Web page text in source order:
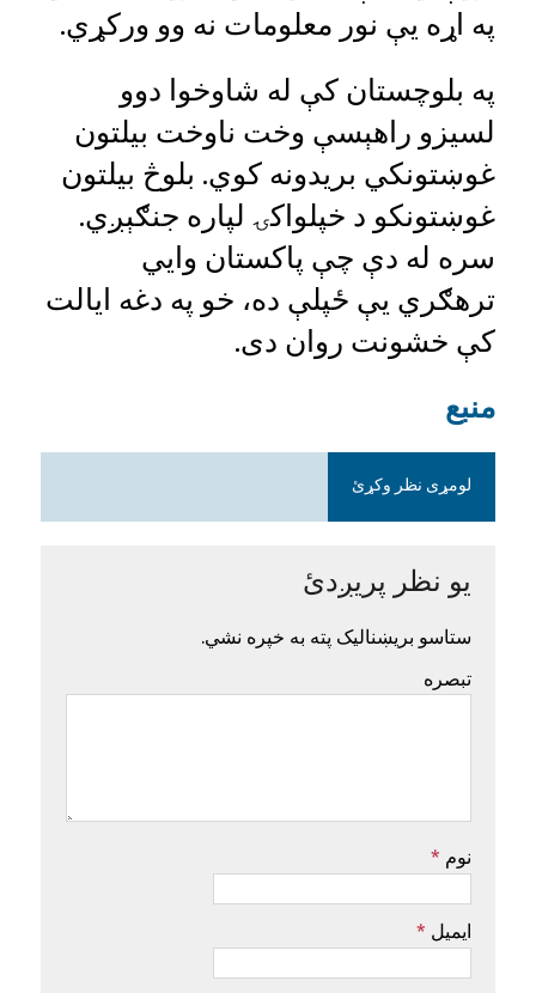
په اړه یې نور معلومات نه وو ورکړي.
په بلوچستان کې له شاوخوا دوو
لسیزو راهېسې وخت ناوخت بیلتون
غوښتونکي بریدونه کوي. بلوڅ بیلتون
غوښتونکو د خپلواکۍ لپاره جنګېږي.
سره له دې چې پاکستان وايي
ترهګري یې ځپلې ده، خو په دغه ایالت
کې خشونت روان دی.
منبع
لومړی نظر وکړئ
یو نظر پریږدئ
ستاسو بریښنالیک پته به خپره نشي.
تبصره
نوم *
ایمیل *